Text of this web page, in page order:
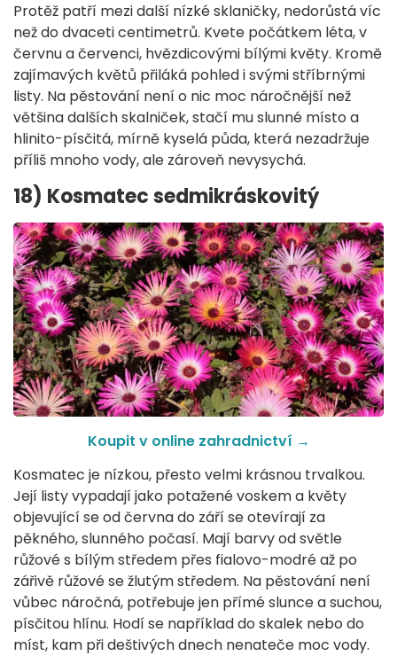
Protěž patří mezi další nízké sklaničky, nedorůstá víc
než do dvaceti centimetrů. Kvete počátkem léta, v
červnu a červenci, hvězdicovými bílými květy. Kromě
zajímavých květů přiláká pohled i svými stříbrnými
listy. Na pěstování není o nic moc náročnější než
většina dalších skalniček, stačí mu slunné místo a
hlinito-písčitá, mírně kyselá půda, která nezadržuje
příliš mnoho vody, ale zároveň nevysychá.
18) Kosmatec sedmikráskovitý
Koupit v online zahradnictví →
Kosmatec je nízkou, přesto velmi krásnou trvalkou.
Její listy vypadají jako potažené voskem a květy
objevující se od června do září se otevírají za
pěkného, slunného počasí. Mají barvy od světle
růžové s bílým středem přes fialovo-modré až po
zářivě růžové se žlutým středem. Na pěstování není
vůbec náročná, potřebuje jen přímé slunce a suchou,
písčitou hlínu. Hodí se například do skalek nebo do
míst, kam při deštivých dnech nenateče moc vody.